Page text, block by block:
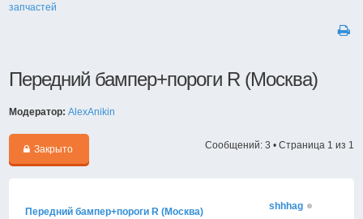
запчастей
Передний бампер+пороги R (Москва)
Модератор: AlexAnikin
Закрыто Сообщений: 3 • Страница 1 из 1
Передний бампер+пороги R (Москва)
shhhag